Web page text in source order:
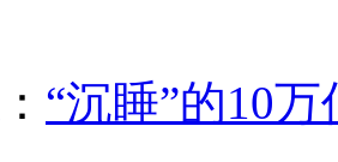
： “沉睡”的10